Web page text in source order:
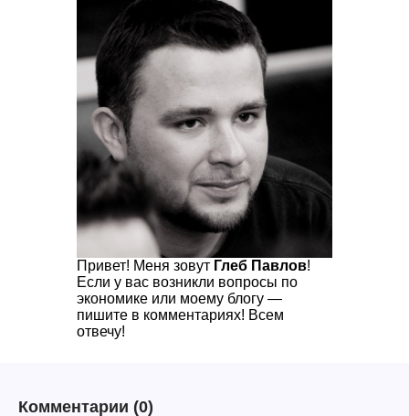
Привет! Меня зовут Глеб Павлов!
Если у вас возникли вопросы по
экономике или моему блогу —
пишите в комментариях! Всем
отвечу!
Комментарии (0)